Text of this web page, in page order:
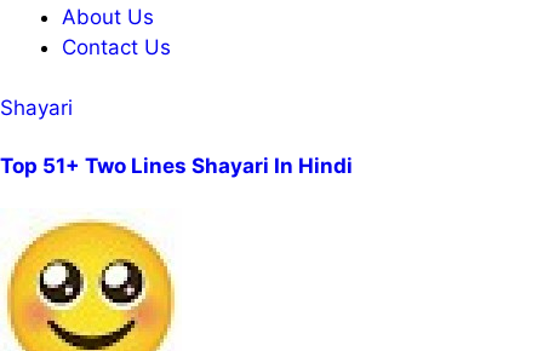
About Us
Contact Us
Shayari
Top 51+ Two Lines Shayari In Hindi